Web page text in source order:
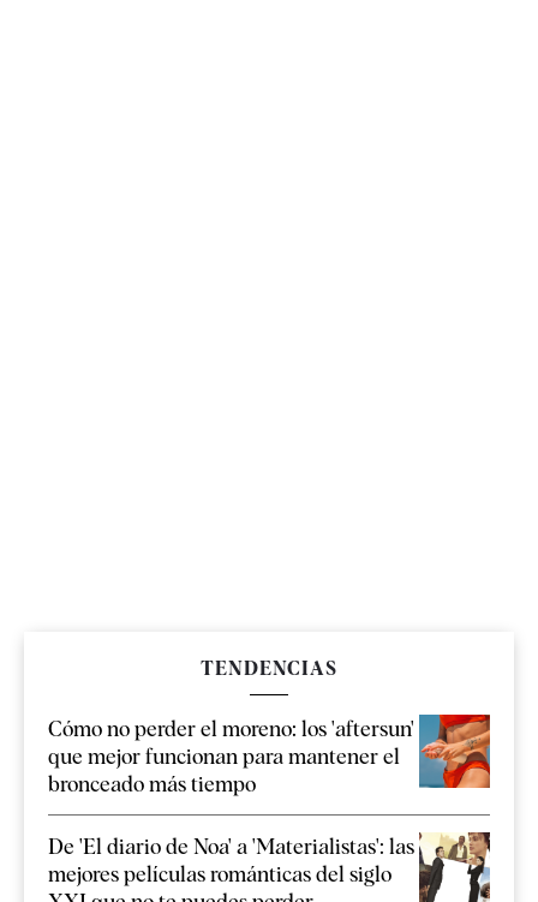
TENDENCIAS
Cómo no perder el moreno: los 'aftersun'
que mejor funcionan para mantener el
bronceado más tiempo
De 'El diario de Noa' a 'Materialistas': las
mejores películas románticas del siglo